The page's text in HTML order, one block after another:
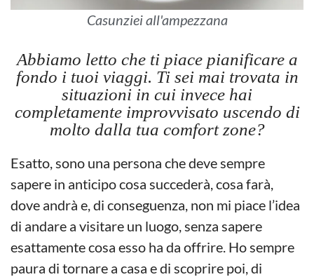
Casunziei all'ampezzana
Abbiamo letto che ti piace pianificare a
fondo i tuoi viaggi. Ti sei mai trovata in
situazioni in cui invece hai
completamente improvvisato uscendo di
molto dalla tua comfort zone?
Esatto, sono una persona che deve sempre
sapere in anticipo cosa succederà, cosa farà,
dove andrà e, di conseguenza, non mi piace l’idea
di andare a visitare un luogo, senza sapere
esattamente cosa esso ha da offrire. Ho sempre
paura di tornare a casa e di scoprire poi, di